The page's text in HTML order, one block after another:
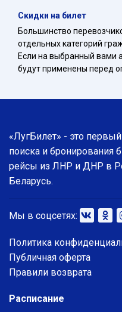
Скидки на билет
Большинство
отдельных категорий
Если на выбранный вами
будут применены перед
«ЛугБилет» - это
поиска и бронирования
рейсы из ЛНР и ДНР в
Беларусь.
Мы в соцсетях:
Политика
Публичная оферта
Правили возврата
Расписание